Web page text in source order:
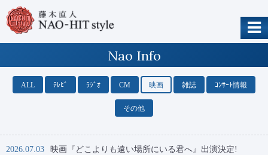
Nao Info
ALL ﾃﾚﾋﾞ ﾗｼﾞｵ CM 映画 雑誌 ｺﾝｻｰﾄ情報
その他
2026.07.03 映画『どこよりも遠い場所にいる君へ』出演決定!